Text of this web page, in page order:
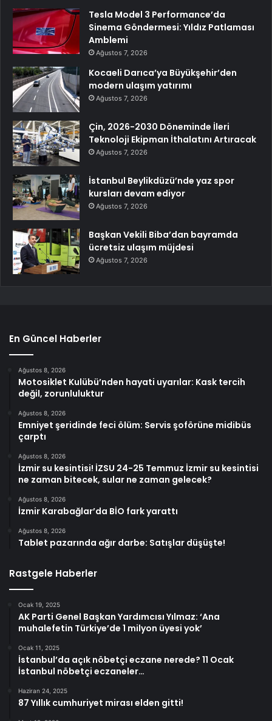
Tesla Model 3 Performance’da
Sinema Göndermesi: Yıldız Patlaması
Amblemi
Ağustos 7, 2026
Kocaeli Darıca’ya Büyükşehir’den
modern ulaşım yatırımı
Ağustos 7, 2026
Çin, 2026-2030 Döneminde İleri
Teknoloji Ekipman İthalatını Artıracak
Ağustos 7, 2026
İstanbul Beylikdüzü’nde yaz spor
kursları devam ediyor
Ağustos 7, 2026
Başkan Vekili Biba’dan bayramda
ücretsiz ulaşım müjdesi
Ağustos 7, 2026
En Güncel Haberler
Ağustos 8, 2026
Motosiklet Kulübü’nden hayati uyarılar: Kask tercih
değil, zorunluluktur
Ağustos 8, 2026
Emniyet şeridinde feci ölüm: Servis şoförüne midibüs
çarptı
Ağustos 8, 2026
İzmir su kesintisi! İZSU 24-25 Temmuz İzmir su kesintisi
ne zaman bitecek, sular ne zaman gelecek?
Ağustos 8, 2026
İzmir Karabağlar’da BİO fark yarattı
Ağustos 8, 2026
Tablet pazarında ağır darbe: Satışlar düşüşte!
Rastgele Haberler
Ocak 19, 2025
AK Parti Genel Başkan Yardımcısı Yılmaz: ‘Ana
muhalefetin Türkiye’de 1 milyon üyesi yok’
Ocak 11, 2025
İstanbul’da açık nöbetçi eczane nerede? 11 Ocak
İstanbul nöbetçi eczaneler…
Haziran 24, 2025
87 Yıllık cumhuriyet mirası elden gitti!